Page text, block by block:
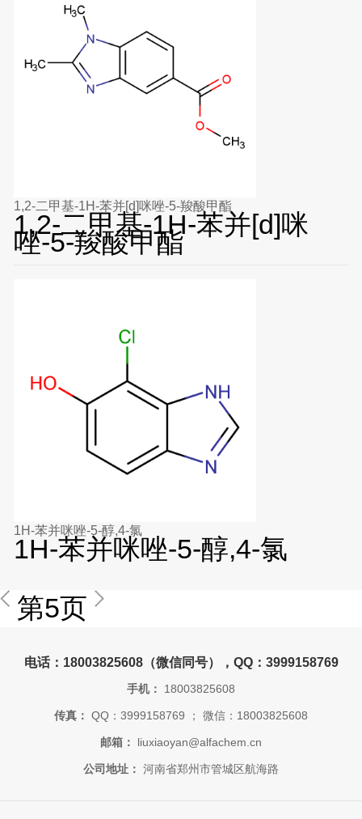
1,2-二甲基-1H-苯并[d]咪唑-5-羧酸甲酯
1,2-二甲基-1H-苯并[d]咪
唑-5-羧酸甲酯
1H-苯并咪唑-5-醇,4-氯
1H-苯并咪唑-5-醇,4-氯
第5页
电话：18003825608（微信同号），QQ：3999158769
手机： 18003825608
传真： QQ：3999158769 ； 微信：18003825608
邮箱： liuxiaoyan@alfachem.cn
公司地址： 河南省郑州市管城区航海路